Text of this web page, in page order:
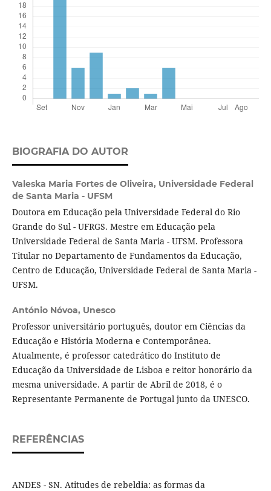
BIOGRAFIA DO AUTOR
Valeska Maria Fortes de Oliveira, Universidade Federal
de Santa Maria - UFSM
Doutora em Educação pela Universidade Federal do Rio
Grande do Sul - UFRGS. Mestre em Educação pela
Universidade Federal de Santa Maria - UFSM. Professora
Titular no Departamento de Fundamentos da Educação,
Centro de Educação, Universidade Federal de Santa Maria -
UFSM.
António Nóvoa, Unesco
Professor universitário português, doutor em Ciências da
Educação e História Moderna e Contemporânea.
Atualmente, é professor catedrático do Instituto de
Educação da Universidade de Lisboa e reitor honorário da
mesma universidade. A partir de Abril de 2018, é o
Representante Permanente de Portugal junto da UNESCO.
REFERÊNCIAS
ANDES - SN. Atitudes de rebeldia: as formas da